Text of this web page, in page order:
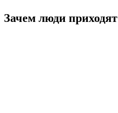
Зачем люди приходят